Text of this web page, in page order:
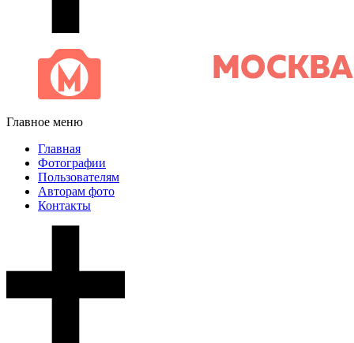
Главное меню
Главная
Фотографии
Пользователям
Авторам фото
Контакты